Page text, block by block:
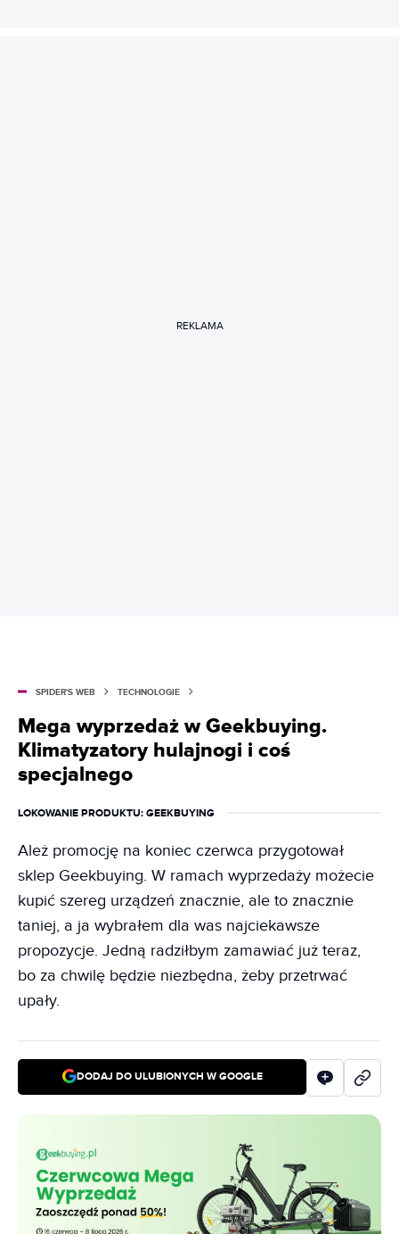
REKLAMA
SPIDER'S WEB TECHNOLOGIE
Mega wyprzedaż w Geekbuying.
Klimatyzatory hulajnogi i coś
specjalnego
LOKOWANIE PRODUKTU: GEEKBUYING
Ależ promocję na koniec czerwca przygotował
sklep Geekbuying. W ramach wyprzedaży możecie
kupić szereg urządzeń znacznie, ale to znacznie
taniej, a ja wybrałem dla was najciekawsze
propozycje. Jedną radziłbym zamawiać już teraz,
bo za chwilę będzie niezbędna, żeby przetrwać
upały.
DODAJ DO ULUBIONYCH W GOOGLE